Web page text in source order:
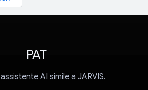
PAT
AI simile a JARVIS.